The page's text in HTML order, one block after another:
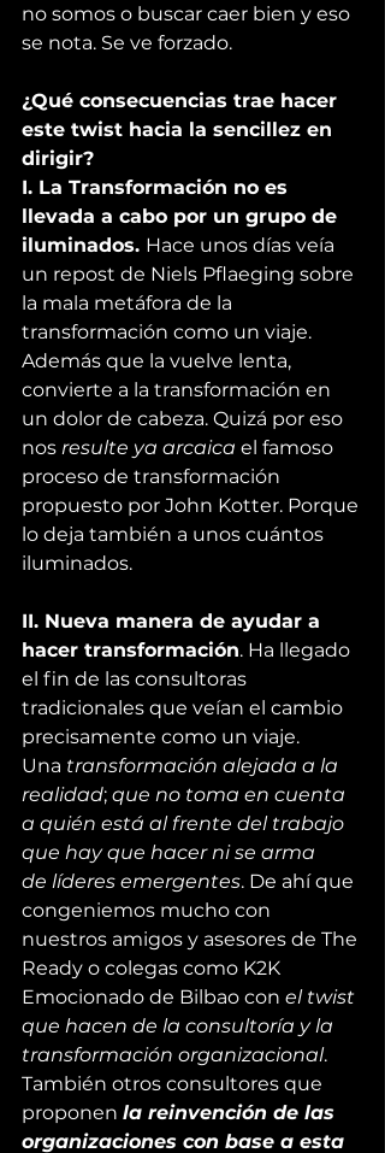
no somos o buscar caer bien y eso
se nota. Se ve forzado.
¿Qué consecuencias trae hacer
este twist hacia la sencillez en
dirigir?
I. La Transformación no es
llevada a cabo por un grupo de
iluminados. Hace unos días veía
un repost de Niels Pflaeging sobre
la mala metáfora de la
transformación como un viaje.
Además que la vuelve lenta,
convierte a la transformación en
un dolor de cabeza. Quizá por eso
nos resulte ya arcaica el famoso
proceso de transformación
propuesto por John Kotter. Porque
lo deja también a unos cuántos
iluminados.
II. Nueva manera de ayudar a
hacer transformación. Ha llegado
el fin de las consultoras
tradicionales que veían el cambio
precisamente como un viaje.
Una transformación alejada a la
realidad; que no toma en cuenta
a quién está al frente del trabajo
que hay que hacer ni se arma
de líderes emergentes. De ahí que
congeniemos mucho con
nuestros amigos y asesores de The
Ready o colegas como K2K
Emocionado de Bilbao con el twist
que hacen de la consultoría y la
transformación organizacional.
También otros consultores que
proponen la reinvención de las
organizaciones con base a esta